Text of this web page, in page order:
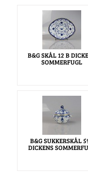
B&G SKÅL 12 B
SOMMERFUGL
B&G SUKKERSKÅL
DICKENS